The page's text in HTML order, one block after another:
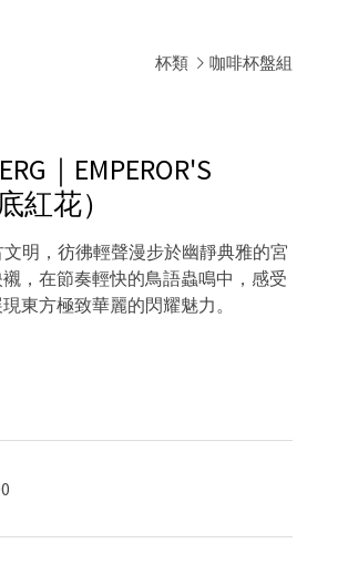
杯類 咖啡杯盤組
｜EMPEROR'S
紅花）
文明，彷彿輕聲漫步於幽靜典雅的宮
，在節奏輕快的鳥語蟲鳴中，感受
東方極致華麗的閃耀魅力。